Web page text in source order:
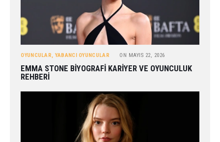
OYUNCULAR, YABANCI OYUNCULAR ON MAYIS 22, 2026
EMMA STONE BIYOGRAFI KARIYER VE OYUNCULUK
REHBERI